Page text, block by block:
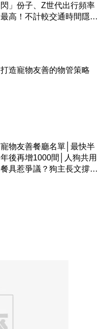
閃」份子、Z世代出行頻率
最高！不計較交通時間隱形
打造寵物友善的物管策略
寵物友善餐廳名單│最快半
年後再增1000間│人狗共用
餐具惹爭議？狗主長文撐